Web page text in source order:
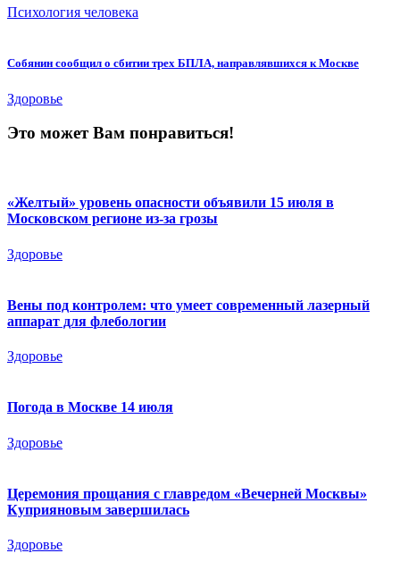
Психология человека
Собянин сообщил о сбитии трех БПЛА, направлявшихся к Москве
Здоровье
Это может Вам понравиться!
«Желтый» уровень опасности объявили 15 июля в
Московском регионе из-за грозы
Здоровье
Вены под контролем: что умеет современный лазерный
аппарат для флебологии
Здоровье
Погода в Москве 14 июля
Здоровье
Церемония прощания с главредом «Вечерней Москвы»
Куприяновым завершилась
Здоровье